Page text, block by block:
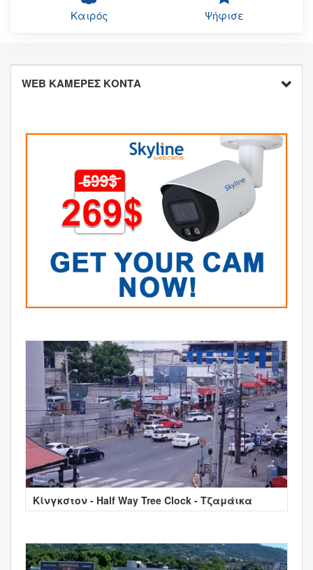
Καιρός Ψήφισε
WEB ΚΑΜΕΡΕΣ ΚΟΝΤΑ
Κίνγκστον - Half Way Tree Clock - Τζαμάικα